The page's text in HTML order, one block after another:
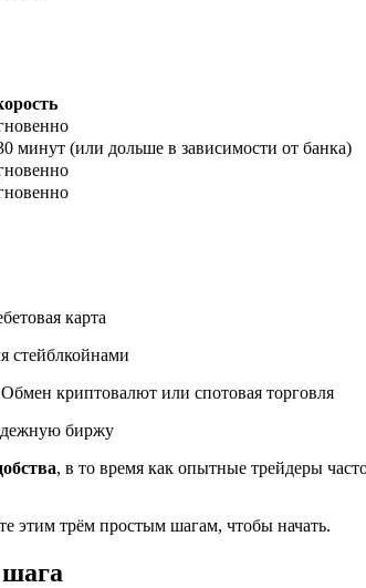
минут (или дольше в зависимости от банка)
карта
стейблкойнами
Обмен криптовалют или спотовая торговля
биржу
, в то время как опытные трейдеры
этим трём простым шагам, чтобы начать.